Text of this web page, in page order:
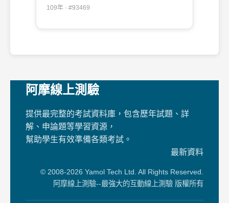
伸縮#93469
109年 · #93469
阿摩線上測驗
提供最完整的考試資料庫，包含歷年試題、詳
解、申論題等學習資源，
幫助學生有效準備各類考試。
最新資料
© 2008-2026 Yamol Tech Ltd. All Rights Reserved.
阿摩線上測驗--最強大的互動線上測驗 版權所有